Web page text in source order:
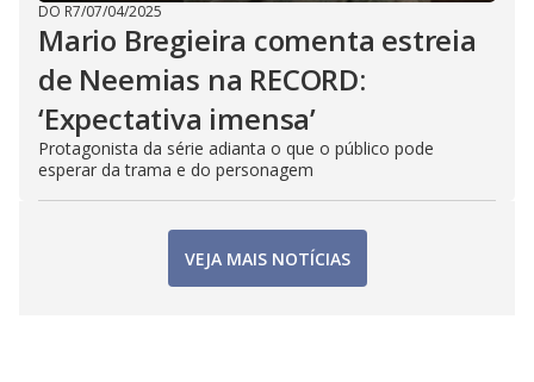
DO R7/07/04/2025
Mario Bregieira comenta estreia
de Neemias na RECORD:
‘Expectativa imensa’
Protagonista da série adianta o que o público pode
esperar da trama e do personagem
VEJA MAIS NOTÍCIAS